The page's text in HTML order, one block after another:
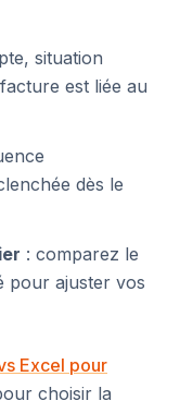
situation
est liée au
dès le
: comparez le
pour ajuster vos
Excel pour
choisir la